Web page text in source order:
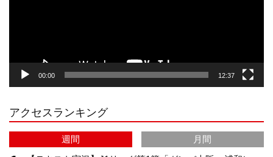
r
a
e
C
00:00 12:37
アクセスランキング
週間
月間